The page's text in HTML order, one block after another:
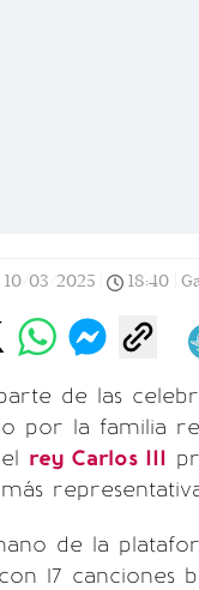
10/03/2025 18:40
de las
por la familia
rey Carlos III
de la
17